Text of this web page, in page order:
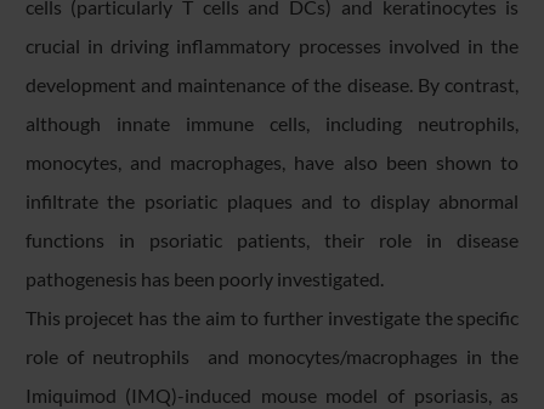
cells (particularly T cells and DCs) and keratinocytes is
crucial in driving inflammatory processes involved in the
development and maintenance of the disease. By contrast,
although innate immune cells, including neutrophils,
monocytes, and macrophages, have also been shown to
infiltrate the psoriatic plaques and to display abnormal
functions in psoriatic patients, their role in disease
pathogenesis has been poorly investigated.
​This projecet has the aim to further investigate the specific
role of neutrophils and monocytes/macrophages in the
Imiquimod (IMQ)-induced mouse model of psoriasis, as